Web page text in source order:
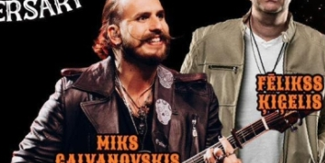
Paziņojums par Gulbenes novada
programmas 2025.-2030.gadam
publiskajai apspriešanai un klātienes
un pagastos
27.09.2024.
Atbilstoši Gulbenes novada pašvaldības domes
26.septembra lēmumam GND/2024/559